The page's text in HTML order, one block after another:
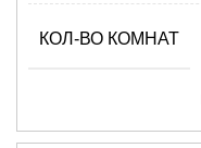
КОЛ-ВО КОМНАТ